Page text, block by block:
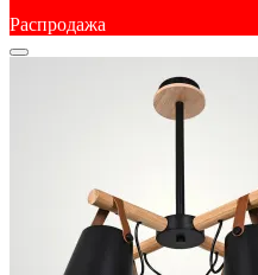
Распродажа